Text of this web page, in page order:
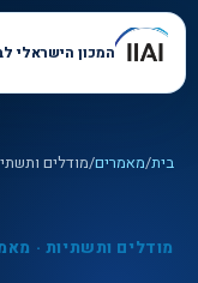
המכון הישראלי
בית/מאמרים/מודלים
מודלים ותשתיות ·